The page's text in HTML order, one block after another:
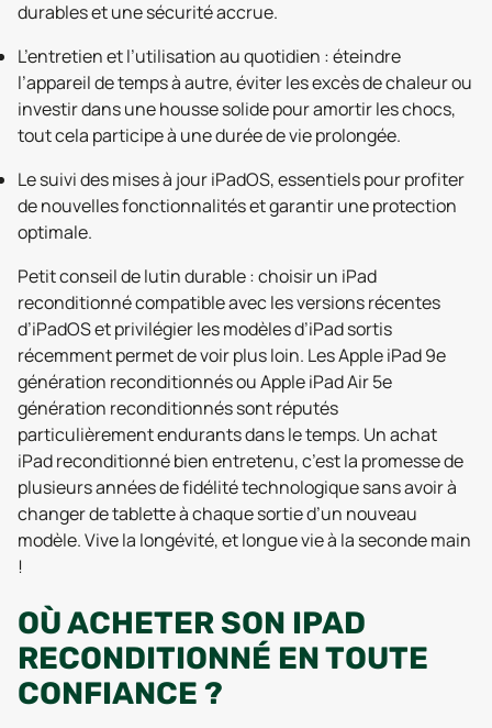
durables et une sécurité accrue.
L’entretien et l’utilisation au quotidien : éteindre
l’appareil de temps à autre, éviter les excès de chaleur ou
investir dans une housse solide pour amortir les chocs,
tout cela participe à une durée de vie prolongée.
Le suivi des mises à jour iPadOS, essentiels pour profiter
de nouvelles fonctionnalités et garantir une protection
optimale.
Petit conseil de lutin durable : choisir un iPad
reconditionné compatible avec les versions récentes
d’iPadOS et privilégier les modèles d’iPad sortis
récemment permet de voir plus loin. Les Apple iPad 9e
génération reconditionnés ou Apple iPad Air 5e
génération reconditionnés sont réputés
particulièrement endurants dans le temps. Un achat
iPad reconditionné bien entretenu, c’est la promesse de
plusieurs années de fidélité technologique sans avoir à
changer de tablette à chaque sortie d’un nouveau
modèle. Vive la longévité, et longue vie à la seconde main
!
OÙ ACHETER SON IPAD
RECONDITIONNÉ EN TOUTE
CONFIANCE ?